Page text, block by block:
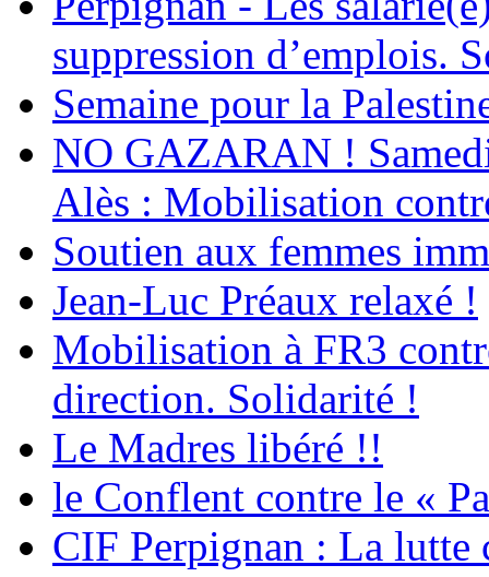
suppression d’emplois.
Semaine pour la
NO GAZARAN !
Alès : Mobilisation
Soutien aux femmes
Jean-Luc Préaux relaxé !
Mobilisation à FR3
direction. Solidarité !
Le Madres libéré !!
le Conflent contre le «
CIF Perpignan : La lutte